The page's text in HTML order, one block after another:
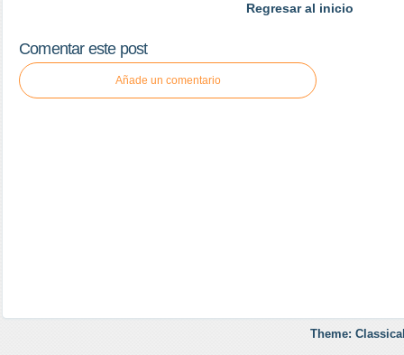
Regresar al inicio
Comentar este post
Añade un comentario
Theme: